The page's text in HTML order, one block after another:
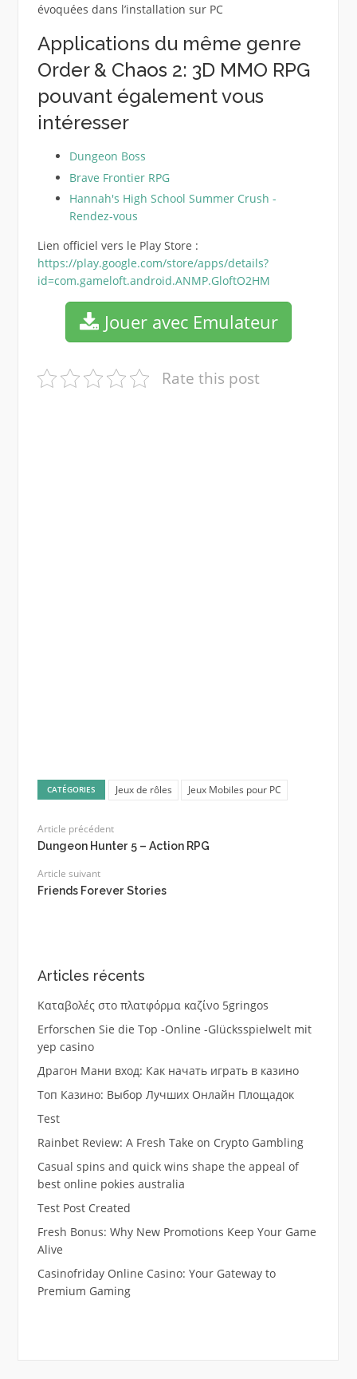
évoquées dans l’installation sur PC
Applications du même genre
Order & Chaos 2: 3D MMO RPG
pouvant également vous
intéresser
Dungeon Boss
Brave Frontier RPG
Hannah's High School Summer Crush -
Rendez-vous
Lien officiel vers le Play Store :
https://play.google.com/store/apps/details?
id=com.gameloft.android.ANMP.GloftO2HM
Jouer avec Emulateur
Rate this post
CATÉGORIES Jeux de rôles Jeux Mobiles pour PC
Article précédent
Dungeon Hunter 5 – Action RPG
Article suivant
Friends Forever Stories
Articles récents
Καταβολές στο πλατφόρμα καζίνο 5gringos
Erforschen Sie die Top -Online -Glücksspielwelt mit
yep casino
Драгон Мани вход: Как начать играть в казино
Топ Казино: Выбор Лучших Онлайн Площадок
Test
Rainbet Review: A Fresh Take on Crypto Gambling
Casual spins and quick wins shape the appeal of
best online pokies australia
Test Post Created
Fresh Bonus: Why New Promotions Keep Your Game
Alive
Casinofriday Online Casino: Your Gateway to
Premium Gaming